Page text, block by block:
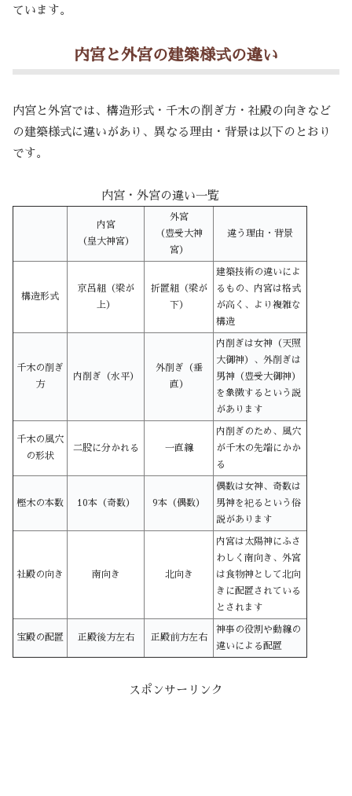
ています。
内宮と外宮の建築様式の違い
内宮と外宮では、構造形式・千木の削ぎ方・社殿の向きなど
の建築様式に違いがあり、異なる理由・背景は以下のとおり
です。
内宮・外宮の違い一覧
内宮
（皇大神宮）
外宮
（豊受大神
宮）
違う理由・背景
構造形式
京呂組（梁が
上）
折置組（梁が
下）
建築技術の違いによ
るもの、内宮は格式
が高く、より複雑な
構造
千木の削ぎ
方
内削ぎ（水平）
外削ぎ（垂
直）
内削ぎは女神（天照
大御神）、外削ぎは
男神（豊受大御神）
を象徴するという説
があります
千木の風穴
の形状
二股に分かれる 一直線
内削ぎのため、風穴
が千木の先端にかか
る
樫木の本数 10本（奇数） 9本（偶数）
偶数は女神、奇数は
男神を祀るという俗
説があります
社殿の向き 南向き 北向き
内宮は太陽神にふさ
わしく南向き、外宮
は食物神として北向
きに配置されている
とされます
宝殿の配置 正殿後方左右 正殿前方左右
神事の役割や動線の
違いによる配置
スポンサーリンク